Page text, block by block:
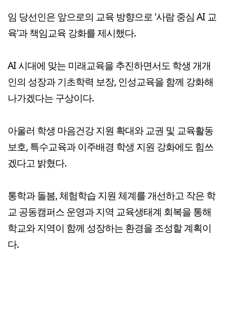
임 당선인은 앞으로의 교육 방향으로 '사람 중심 AI 교
육'과 책임교육 강화를 제시했다.
AI 시대에 맞는 미래교육을 추진하면서도 학생 개개
인의 성장과 기초학력 보장, 인성교육을 함께 강화해
나가겠다는 구상이다.
아울러 학생 마음건강 지원 확대와 교권 및 교육활동
보호, 특수교육과 이주배경 학생 지원 강화에도 힘쓰
겠다고 밝혔다.
통학과 돌봄, 체험학습 지원 체계를 개선하고 작은 학
교 공동캠퍼스 운영과 지역 교육생태계 회복을 통해
학교와 지역이 함께 성장하는 환경을 조성할 계획이
다.